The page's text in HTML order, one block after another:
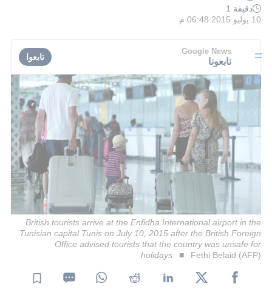
دقيقة 1
10 يوليو 2015 06:48 م
Google News
تابعونا تابعوا
British tourists arrive at the Enfidha International airport in the
Tunisian capital Tunis on July 10, 2015 after the British Foreign
Office advised tourists that the country was unsafe for
holidays
Fethi Belaid (AFP)